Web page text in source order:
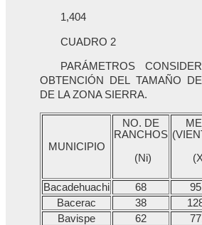
1,404
CUADRO 2
PARÁMETROS
OBTENCIÓN DEL TAMAÑO
DE LA ZONA SIERRA.
MUNICIPIO
NO. DE
RANCHOS
(Ni)
Bacadehuachi 68
Bacerac
38
Bavispe
62